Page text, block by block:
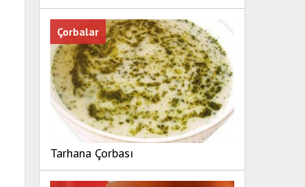
Tarhana Çorbası
Çorbalar